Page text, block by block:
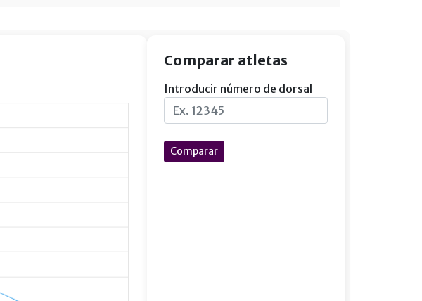
Comparar atletas
Introducir número de dorsal
Comparar